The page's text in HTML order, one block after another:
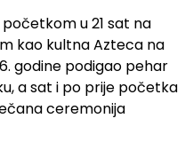
u 21 sat na
kao kultna Azteca na
godine podigao pehar
a sat i po prije početka
ceremonija